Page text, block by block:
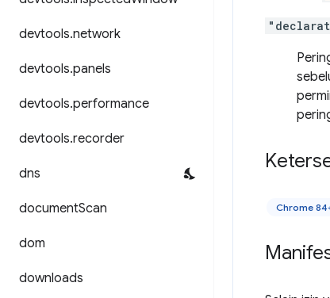
devtools.network
devtools.panels
devtools.performance
devtools.recorder
dns
documentScan
dom
downloads
Chrome